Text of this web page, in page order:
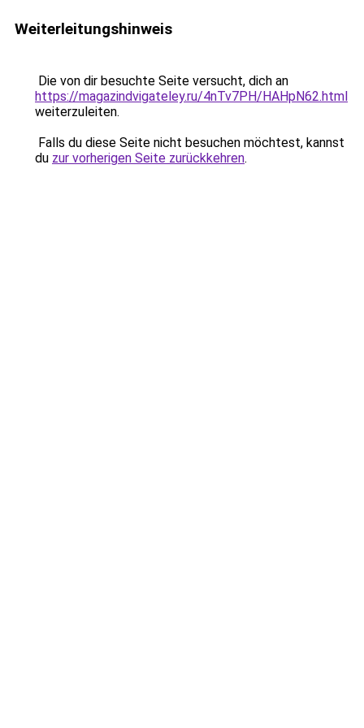
Weiterleitungshinweis
Die von dir besuchte Seite versucht, dich an
https://magazindvigateley.ru/4nTv7PH/HAHpN62.html
weiterzuleiten.
Falls du diese Seite nicht besuchen möchtest, kannst
du zur vorherigen Seite zurückkehren.